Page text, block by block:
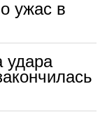
ужас в
удара